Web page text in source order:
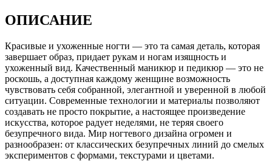
ОПИСАНИЕ
Красивые и ухоженные ногти — это та самая деталь, которая
завершает образ, придает рукам и ногам изящность и
ухоженный вид. Качественный маникюр и педикюр — это не
роскошь, а доступная каждому женщине возможность
чувствовать себя собранной, элегантной и уверенной в любой
ситуации. Современные технологии и материалы позволяют
создавать не просто покрытие, а настоящее произведение
искусства, которое радует неделями, не теряя своего
безупречного вида. Мир ногтевого дизайна огромен и
разнообразен: от классических безупречных линий до смелых
экспериментов с формами, текстурами и цветами.